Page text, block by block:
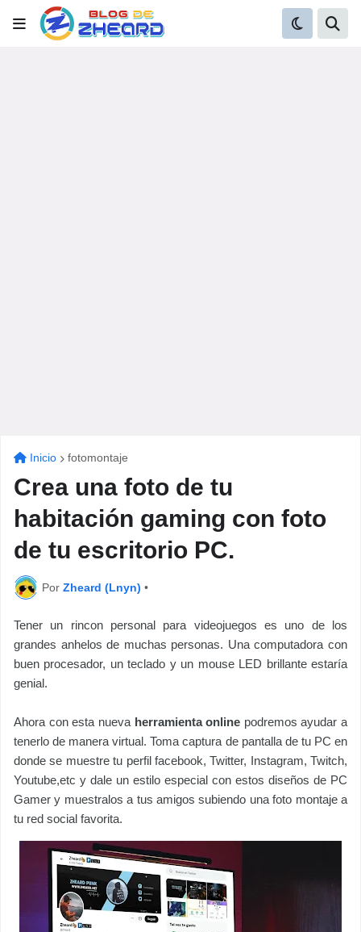
Inicio fotomontaje
Crea una foto de tu
habitación gaming con foto
de tu escritorio PC.
Por Zheard (Lnyn) •
Tener un rincon personal para videojuegos es uno de los
grandes anhelos de muchas personas. Una computadora con
buen procesador, un teclado y un mouse LED brillante estaría
genial.
Ahora con esta nueva herramienta online podremos ayudar a
tenerlo de manera virtual. Toma captura de pantalla de tu PC en
donde se muestre tu perfil facebook, Twitter, Instagram, Twitch,
Youtube,etc y dale un estilo especial con estos diseños de PC
Gamer y muestralos a tus amigos subiendo una foto montaje a
tu red social favorita.